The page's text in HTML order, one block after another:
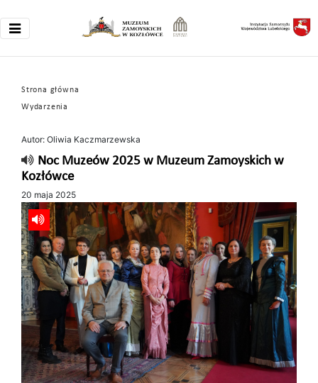
Strona główna
Wydarzenia
Autor: Oliwia Kaczmarzewska
Noc Muzeów 2025 w Muzeum Zamoyskich w
Kozłówce
20 maja 2025